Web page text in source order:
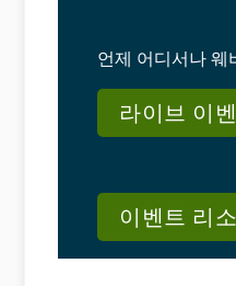
언제 어디서나 웨
라이브 이
이벤트 리